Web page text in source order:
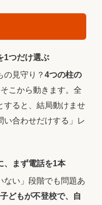
1つだけ選ぶ
の見守り？ 4つの柱の
こから動きます。全
すると、結局動けませ
い合わせだけする」レ
、まず電話を1本
ない」段階でも問題あ
どもが不登校で、自